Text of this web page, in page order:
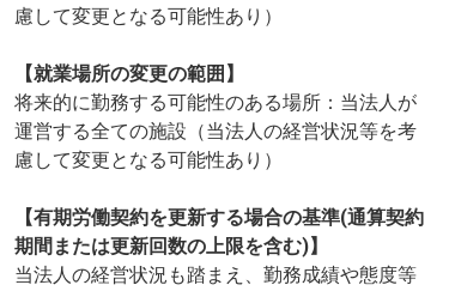
慮して変更となる可能性あり）
【就業場所の変更の範囲】
将来的に勤務する可能性のある場所：当法人が
運営する全ての施設（当法人の経営状況等を考
慮して変更となる可能性あり）
【有期労働契約を更新する場合の基準(通算契約
期間または更新回数の上限を含む)】
当法人の経営状況も踏まえ、勤務成績や態度等